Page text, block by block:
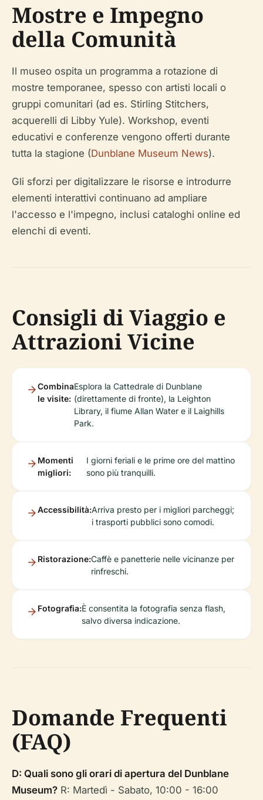
Mostre e Impegno
della Comunità
Il museo ospita un programma a rotazione di
mostre temporanee, spesso con artisti locali o
gruppi comunitari (ad es. Stirling Stitchers,
acquerelli di Libby Yule). Workshop, eventi
educativi e conferenze vengono offerti durante
tutta la stagione (Dunblane Museum News).
Gli sforzi per digitalizzare le risorse e introdurre
elementi interattivi continuano ad ampliare
l'accesso e l'impegno, inclusi cataloghi online ed
elenchi di eventi.
Consigli di Viaggio e
Attrazioni Vicine
Combina
le visite:
Esplora la Cattedrale di Dunblane
(direttamente di fronte), la Leighton
Library, il fiume Allan Water e il Laighills
Park.
Momenti
migliori:
I giorni feriali e le prime ore del mattino
sono più tranquilli.
Accessibilità:Arriva presto per i migliori parcheggi;
i trasporti pubblici sono comodi.
Ristorazione:Caffè e panetterie nelle vicinanze per
rinfreschi.
Fotografia:È consentita la fotografia senza flash,
salvo diversa indicazione.
Domande Frequenti
(FAQ)
D: Quali sono gli orari di apertura del Dunblane
Museum? R: Martedì - Sabato, 10:00 - 16:00